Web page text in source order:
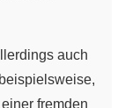
auch
fremden